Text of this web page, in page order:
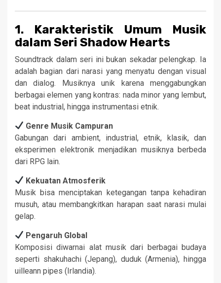
1. Karakteristik Umum Musik
dalam Seri Shadow Hearts
Soundtrack dalam seri ini bukan sekadar pelengkap. Ia
adalah bagian dari narasi yang menyatu dengan visual
dan dialog. Musiknya unik karena menggabungkan
berbagai elemen yang kontras: nada minor yang lembut,
beat industrial, hingga instrumentasi etnik.
Genre Musik Campuran
Gabungan dari ambient, industrial, etnik, klasik, dan
eksperimen elektronik menjadikan musiknya berbeda
dari RPG lain.
Kekuatan Atmosferik
Musik bisa menciptakan ketegangan tanpa kehadiran
musuh, atau membangkitkan harapan saat narasi mulai
gelap.
Pengaruh Global
Komposisi diwarnai alat musik dari berbagai budaya
seperti shakuhachi (Jepang), duduk (Armenia), hingga
uilleann pipes (Irlandia).